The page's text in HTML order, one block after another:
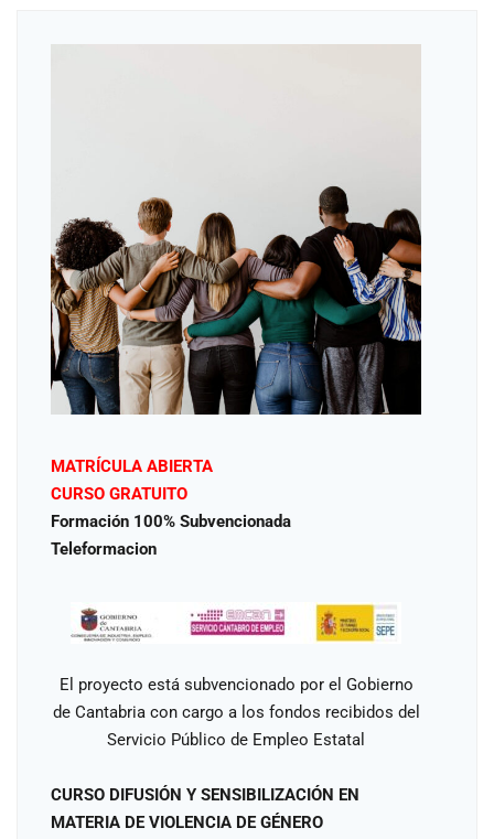
MATRÍCULA ABIERTA
CURSO GRATUITO
Formación 100% Subvencionada
Teleformacion
El proyecto está subvencionado por el Gobierno
de Cantabria con cargo a los fondos recibidos del
Servicio Público de Empleo Estatal
CURSO DIFUSIÓN Y SENSIBILIZACIÓN EN
MATERIA DE VIOLENCIA DE GÉNERO